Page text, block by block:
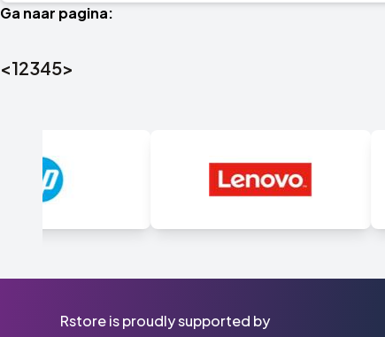
Ga naar pagina:
<12345>
Rstore is proudly supported by